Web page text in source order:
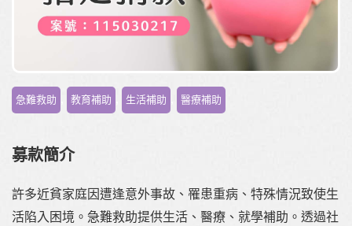
急難救助 教育補助 生活補助 醫療補助
募款簡介
許多近貧家庭因遭逢意外事故、罹患重病、特殊情況致使生
活陷入困境。急難救助提供生活、醫療、就學補助。透過社